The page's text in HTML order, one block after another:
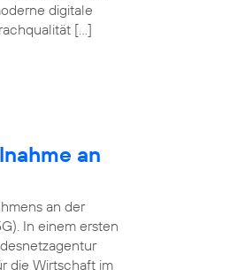
digitale
[…]
an
an der
In einem ersten
die Wirtschaft im